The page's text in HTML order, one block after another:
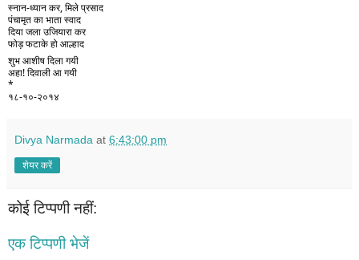
स्नान-ध्यान कर, मिले प्रसाद
पंचामृत का भाता स्वाद
दिया जला उजियारा कर
फोड़ फटाके हो आल्हाद
शुभ आशीष दिला गयी
अहा! दिवाली आ गयी
*
१८-१०-२०१४
Divya Narmada at 6:43:00 pm
शेयर करें
कोई टिप्पणी नहीं:
एक टिप्पणी भेजें